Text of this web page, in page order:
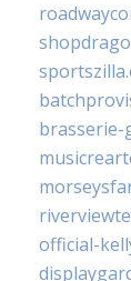
brasserie-
official-